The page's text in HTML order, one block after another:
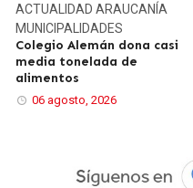
ACTUALIDADARAUCANÍA
MUNICIPALIDADES
Colegio Alemán dona casi
media tonelada de
alimentos
06 agosto, 2026